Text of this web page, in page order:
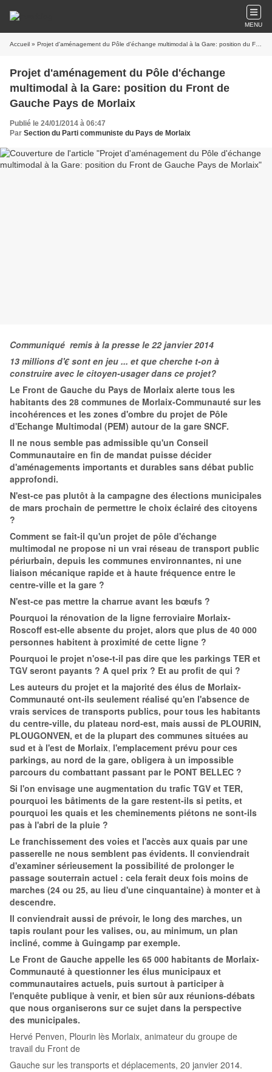
MENU
Accueil » Projet d'aménagement du Pôle d'échange multimodal à la Gare: position du Front de Gauche Pays de Morlaix
Projet d'aménagement du Pôle d'échange
multimodal à la Gare: position du Front de
Gauche Pays de Morlaix
Publié le 24/01/2014 à 06:47
Par Section du Parti communiste du Pays de Morlaix
Communiqué remis à la presse le 22 janvier 2014
13 millions d'€ sont en jeu ... et que cherche t-on à
construire avec le citoyen-usager dans ce projet?
Le Front de Gauche du Pays de Morlaix alerte tous les
habitants des 28 communes de Morlaix-Communauté sur les
incohérences et les zones d'ombre du projet de Pôle
d'Echange Multimodal (PEM) autour de la gare SNCF.
Il ne nous semble pas admissible qu'un Conseil
Communautaire en fin de mandat puisse décider
d'aménagements importants et durables sans débat public
approfondi.
N'est-ce pas plutôt à la campagne des élections municipales
de mars prochain de permettre le choix éclairé des citoyens
?
Comment se fait-il qu'un projet de pôle d'échange
multimodal ne propose ni un vrai réseau de transport public
périurbain, depuis les communes environnantes, ni une
liaison mécanique rapide et à haute fréquence entre le
centre-ville et la gare ?
N'est-ce pas mettre la charrue avant les bœufs ?
Pourquoi la rénovation de la ligne ferroviaire Morlaix-
Roscoff est-elle absente du projet, alors que plus de 40 000
personnes habitent à proximité de cette ligne ?
Pourquoi le projet n'ose-t-il pas dire que les parkings TER et
TGV seront payants ? A quel prix ? Et au profit de qui ?
Les auteurs du projet et la majorité des élus de Morlaix-
Communauté ont-ils seulement réalisé qu'en l'absence de
vrais services de transports publics, pour tous les habitants
du centre-ville, du plateau nord-est, mais aussi de PLOURIN,
PLOUGONVEN, et de la plupart des communes situées au
sud et à l'est de Morlaix, l'emplacement prévu pour ces
parkings, au nord de la gare, obligera à un impossible
parcours du combattant passant par le PONT BELLEC ?
Si l'on envisage une augmentation du trafic TGV et TER,
pourquoi les bâtiments de la gare restent-ils si petits, et
pourquoi les quais et les cheminements piétons ne sont-ils
pas à l'abri de la pluie ?
Le franchissement des voies et l'accès aux quais par une
passerelle ne nous semblent pas évidents. Il conviendrait
d'examiner sérieusement la possibilité de prolonger le
passage souterrain actuel : cela ferait deux fois moins de
marches (24 ou 25, au lieu d'une cinquantaine) à monter et à
descendre.
Il conviendrait aussi de prévoir, le long des marches, un
tapis roulant pour les valises, ou, au minimum, un plan
incliné, comme à Guingamp par exemple.
Le Front de Gauche appelle les 65 000 habitants de Morlaix-
Communauté à questionner les élus municipaux et
communautaires actuels, puis surtout à participer à
l'enquête publique à venir, et bien sûr aux réunions-débats
que nous organiserons sur ce sujet dans la perspective
des municipales.
Hervé Penven, Plourin lès Morlaix, animateur du groupe de
travail du Front de
Gauche sur les transports et déplacements, 20 janvier 2014.